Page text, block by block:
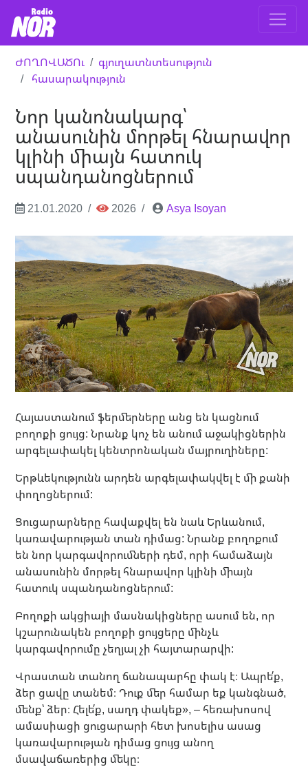
ԺՈՂՈՎԱԾՈւ
գյուղատնտեսություն
հասարակություն
Նոր կանոնակարգ՝
անասունին մորթել հնարավոր
կլինի միայն հատուկ
սպանդանոցներում
21.01.2020 2026 Asya Isoyan
Հայաստանում ֆերմերները անց են կացնում
բողոքի ցույց: Նրանք կոչ են անում աջակիցներին
արգելափակել կենտրոնական մայրուղիները:
Երթևեկությունն արդեն արգելափակվել է մի քանի
փողոցներում:
Ցուցարարները հավաքվել են նաև Երևանում,
կառավարության տան դիմաց: Նրանք բողոքում
են նոր կարգավորումների դեմ, որի համաձայն
անասունին մորթել հնարավոր կլինի միայն
հատուկ սպանդանոցներում:
Բողոքի ակցիայի մասնակիցները ասում են, որ
կշարունակեն բողոքի ցույցերը մինչև
կարգավորումը չեղյալ չի հայտարարվի:
Վրաստան տանող ճանապարհը փակ է։ Ապրե՛ք,
ձեր ցավը տանեմ։ Դուք մեր համար եք կանգնած,
մենք՝ ձեր։ Հելե՛ք, սաղդ փակեք», – հեռախոսով
ամասիացի ցուցարարի հետ խոսելիս ասաց
կառավարության դիմաց ցույց անող
մսավաճառերից մեկը։